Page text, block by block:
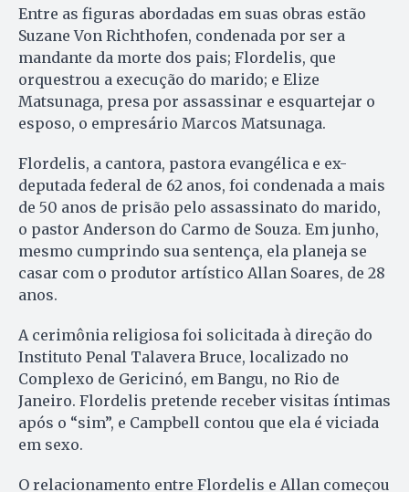
Entre as figuras abordadas em suas obras estão
Suzane Von Richthofen, condenada por ser a
mandante da morte dos pais; Flordelis, que
orquestrou a execução do marido; e Elize
Matsunaga, presa por assassinar e esquartejar o
esposo, o empresário Marcos Matsunaga.
Flordelis, a cantora, pastora evangélica e ex-
deputada federal de 62 anos, foi condenada a mais
de 50 anos de prisão pelo assassinato do marido,
o pastor Anderson do Carmo de Souza. Em junho,
mesmo cumprindo sua sentença, ela planeja se
casar com o produtor artístico Allan Soares, de 28
anos.
A cerimônia religiosa foi solicitada à direção do
Instituto Penal Talavera Bruce, localizado no
Complexo de Gericinó, em Bangu, no Rio de
Janeiro. Flordelis pretende receber visitas íntimas
após o “sim”, e Campbell contou que ela é viciada
em sexo.
O relacionamento entre Flordelis e Allan começou